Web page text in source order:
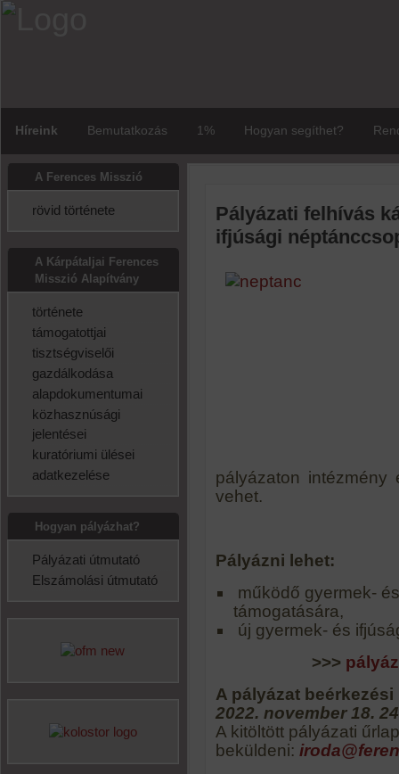
Híreink Bemutatkozás 1% Hogyan segíthet?
A Ferences Misszió
rövid története
A Kárpátaljai Ferences
Misszió Alapítvány
története
támogatottjai
tisztségviselői
gazdálkodása
alapdokumentumai
közhasznúsági
jelentései
kuratóriumi ülései
adatkezelése
Hogyan pályázhat?
Pályázati útmutató
Elszámolási útmutató
Pályázati felhívás
ifjúsági
pályázaton intézmény
vehet.
Pályázni lehet:
működő gyermek-
támogatására,
új gyermek- és
>>>
A pályázat
2022. november 18.
A kitöltött pályázati
beküldeni: